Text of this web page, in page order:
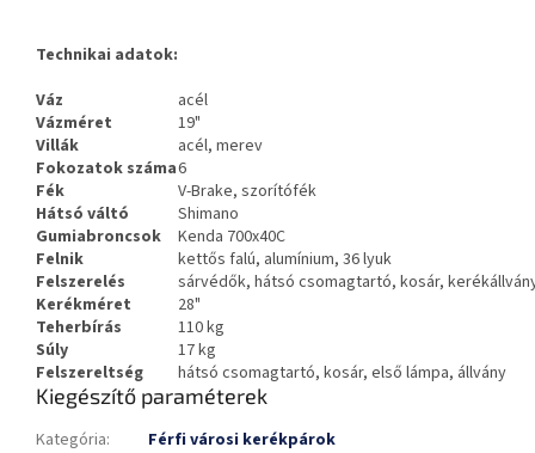
Technikai adatok:
Váz
acél
Vázméret
19"
Villák
acél, merev
Fokozatok száma6
Fék
V-Brake, szorítófék
Hátsó váltó
Shimano
Gumiabroncsok
Kenda 700x40C
Felnik
kettős falú, alumínium, 36 lyuk
Felszerelés
sárvédők, hátsó csomagtartó, kosár,
Kerékméret
28"
Teherbírás
110 kg
Súly
17 kg
Felszereltség
hátsó csomagtartó, kosár, első lámpa, állvány
Kiegészítő paraméterek
Kategória:
Férfi városi kerékpárok